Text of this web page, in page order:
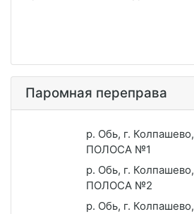
Паромная переправа
р. Обь, г. Колпашево,
ПОЛОСА №1
р. Обь, г. Колпашево,
ПОЛОСА №2
р. Обь, г. Колпашево,